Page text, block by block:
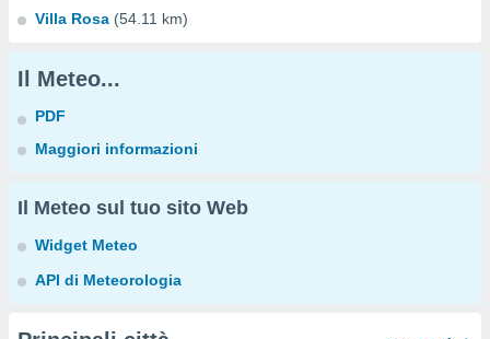
Villa Rosa (54.11 km)
Il Meteo...
PDF
Maggiori informazioni
Il Meteo sul tuo sito Web
Widget Meteo
API di Meteorologia